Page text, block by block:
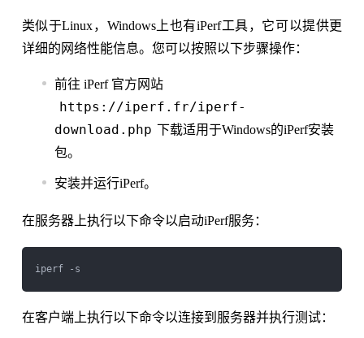
类似于Linux，Windows上也有iPerf工具，它可以提供更
详细的网络性能信息。您可以按照以下步骤操作：
前往 iPerf 官方网站
https://iperf.fr/iperf-
download.php
下载适用于Windows的iPerf安装
包。
安装并运行iPerf。
在服务器上执行以下命令以启动iPerf服务：
在客户端上执行以下命令以连接到服务器并执行测试：